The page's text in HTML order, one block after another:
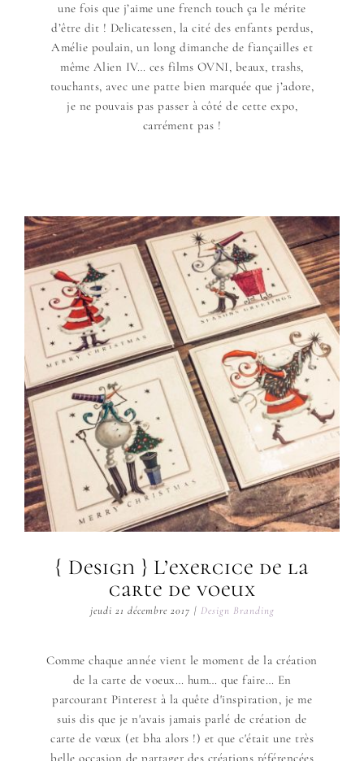
une fois que j’aime une french touch ça le mérite
d’être dit ! Delicatessen, la cité des enfants perdus,
Amélie poulain, un long dimanche de fiançailles et
même Alien IV… ces films OVNI, beaux, trashs,
touchants, avec une patte bien marquée que j’adore,
je ne pouvais pas passer à côté de cette expo,
carrément pas !
{ Design } L’exercice de la
carte de voeux
jeudi 21 décembre 2017 | Design Branding
Comme chaque année vient le moment de la création
de la carte de voeux… hum… que faire… En
parcourant Pinterest à la quête d'inspiration, je me
suis dis que je n'avais jamais parlé de création de
carte de vœux (et bha alors !) et que c'était une très
belle occasion de partager des créations référencées